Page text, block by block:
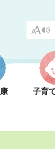
子育